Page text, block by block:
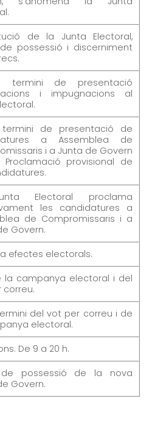
de la Junta Electoral,
possessió i discerniment
termini de presentació
i impugnacions al
de presentació de
a Assemblea de
i a Junta de Govern
Proclamació provisional de
Electoral proclama
les candidatures a
de Compromissaris i a
Govern.
efectes electorals.
la campanya electoral i del
correu.
del vot per correu i de
electoral.
De 9 a 20 h.
de possessió de la nova
Govern.